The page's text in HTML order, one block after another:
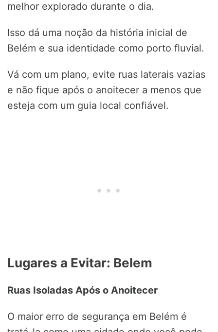
melhor explorado durante o dia.
Isso dá uma noção da história inicial de
Belém e sua identidade como porto fluvial.
Vá com um plano, evite ruas laterais vazias
e não fique após o anoitecer a menos que
esteja com um guia local confiável.
Lugares a Evitar: Belem
Ruas Isoladas Após o Anoitecer
O maior erro de segurança em Belém é